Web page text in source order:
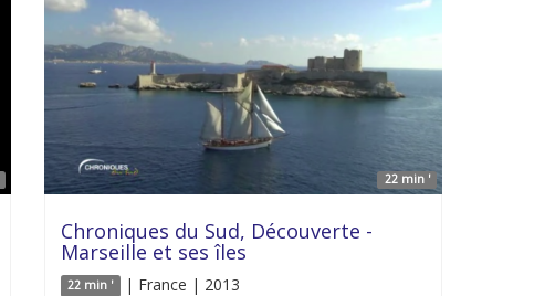
22 min '
Chroniques du Sud, Découverte -
Marseille et ses îles
22 min ' | France | 2013